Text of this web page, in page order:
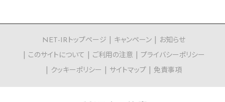
NET-IRトップページ キャンペーン
お知らせ
このサイトについて
ご利用の注意
プライバシーポリシー
クッキーポリシー
サイトマップ 免責事項